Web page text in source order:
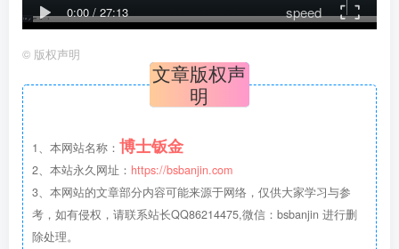
0:00/27:13 speed
© 版权声明
文章版权声
明
1、本网站名称： 博士钣金
2、本站永久网址： https://bsbanjin.com
3、本网站的文章部分内容可能来源于网络，仅供大家学习与参
考，如有侵权，请联系站长QQ86214475,微信：bsbanjin 进行删
除处理。